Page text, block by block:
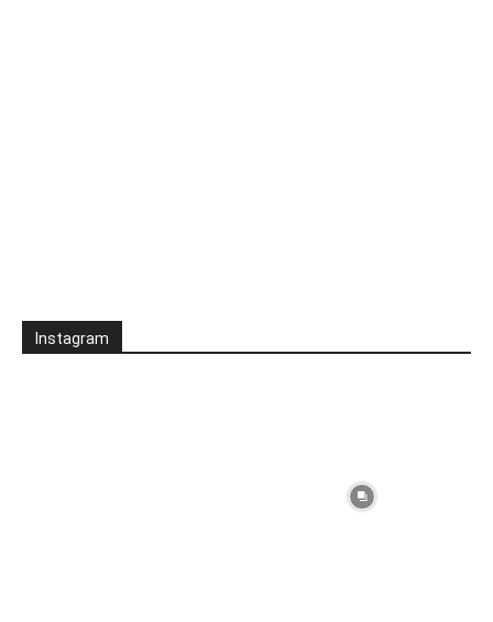
Instagram